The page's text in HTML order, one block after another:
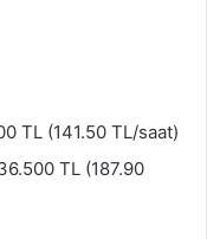
TL (141.50 TL/saat)
TL (187.90